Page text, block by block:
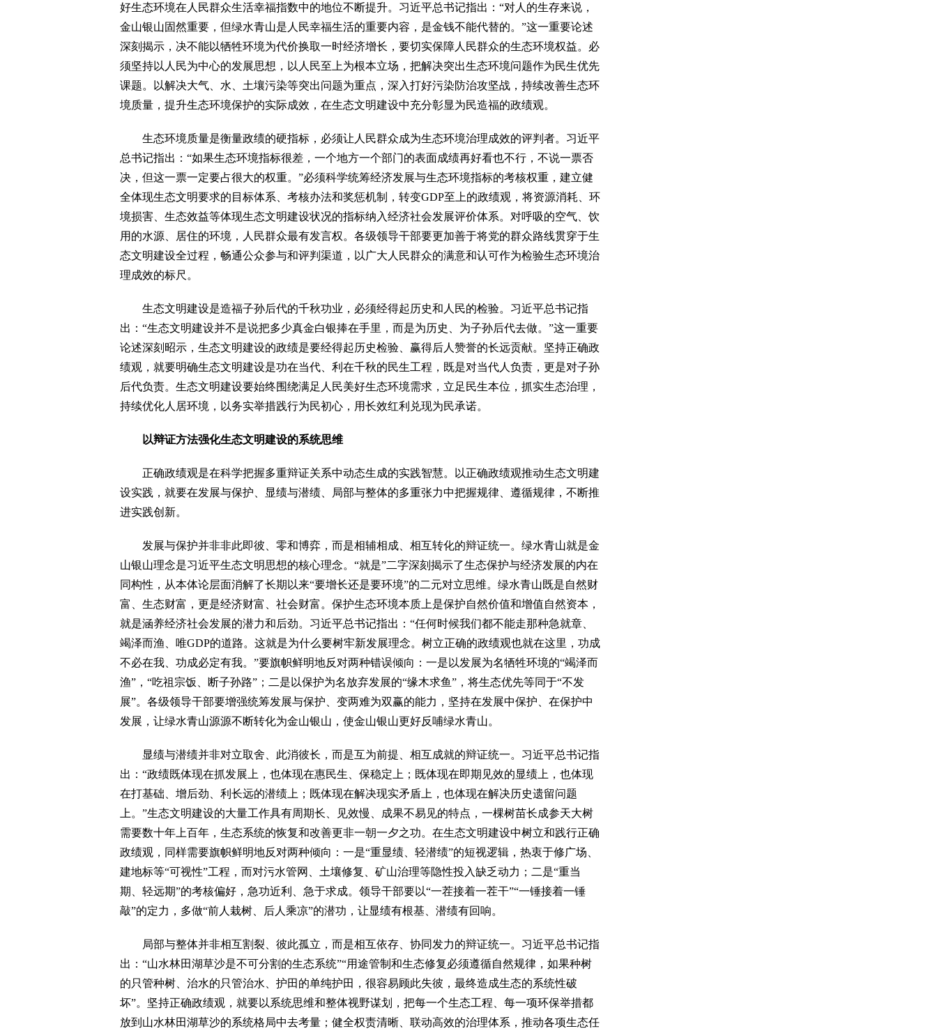
好生态环境在人民群众生活幸福指数中的地位不断提升。习近平总书记指出：“对人的生存来说，
金山银山固然重要，但绿水青山是人民幸福生活的重要内容，是金钱不能代替的。”这一重要论述
深刻揭示，决不能以牺牲环境为代价换取一时经济增长，要切实保障人民群众的生态环境权益。必
须坚持以人民为中心的发展思想，以人民至上为根本立场，把解决突出生态环境问题作为民生优先
课题。以解决大气、水、土壤污染等突出问题为重点，深入打好污染防治攻坚战，持续改善生态环
境质量，提升生态环境保护的实际成效，在生态文明建设中充分彰显为民造福的政绩观。
生态环境质量是衡量政绩的硬指标，必须让人民群众成为生态环境治理成效的评判者。习近平
总书记指出：“如果生态环境指标很差，一个地方一个部门的表面成绩再好看也不行，不说一票否
决，但这一票一定要占很大的权重。”必须科学统筹经济发展与生态环境指标的考核权重，建立健
全体现生态文明要求的目标体系、考核办法和奖惩机制，转变GDP至上的政绩观，将资源消耗、环
境损害、生态效益等体现生态文明建设状况的指标纳入经济社会发展评价体系。对呼吸的空气、饮
用的水源、居住的环境，人民群众最有发言权。各级领导干部要更加善于将党的群众路线贯穿于生
态文明建设全过程，畅通公众参与和评判渠道，以广大人民群众的满意和认可作为检验生态环境治
理成效的标尺。
生态文明建设是造福子孙后代的千秋功业，必须经得起历史和人民的检验。习近平总书记指
出：“生态文明建设并不是说把多少真金白银捧在手里，而是为历史、为子孙后代去做。”这一重要
论述深刻昭示，生态文明建设的政绩是要经得起历史检验、赢得后人赞誉的长远贡献。坚持正确政
绩观，就要明确生态文明建设是功在当代、利在千秋的民生工程，既是对当代人负责，更是对子孙
后代负责。生态文明建设要始终围绕满足人民美好生态环境需求，立足民生本位，抓实生态治理，
持续优化人居环境，以务实举措践行为民初心，用长效红利兑现为民承诺。
以辩证方法强化生态文明建设的系统思维
正确政绩观是在科学把握多重辩证关系中动态生成的实践智慧。以正确政绩观推动生态文明建
设实践，就要在发展与保护、显绩与潜绩、局部与整体的多重张力中把握规律、遵循规律，不断推
进实践创新。
发展与保护并非非此即彼、零和博弈，而是相辅相成、相互转化的辩证统一。绿水青山就是金
山银山理念是习近平生态文明思想的核心理念。“就是”二字深刻揭示了生态保护与经济发展的内在
同构性，从本体论层面消解了长期以来“要增长还是要环境”的二元对立思维。绿水青山既是自然财
富、生态财富，更是经济财富、社会财富。保护生态环境本质上是保护自然价值和增值自然资本，
就是涵养经济社会发展的潜力和后劲。习近平总书记指出：“任何时候我们都不能走那种急就章、
竭泽而渔、唯GDP的道路。这就是为什么要树牢新发展理念。树立正确的政绩观也就在这里，功成
不必在我、功成必定有我。”要旗帜鲜明地反对两种错误倾向：一是以发展为名牺牲环境的“竭泽而
渔”，“吃祖宗饭、断子孙路”；二是以保护为名放弃发展的“缘木求鱼”，将生态优先等同于“不发
展”。各级领导干部要增强统筹发展与保护、变两难为双赢的能力，坚持在发展中保护、在保护中
发展，让绿水青山源源不断转化为金山银山，使金山银山更好反哺绿水青山。
显绩与潜绩并非对立取舍、此消彼长，而是互为前提、相互成就的辩证统一。习近平总书记指
出：“政绩既体现在抓发展上，也体现在惠民生、保稳定上；既体现在即期见效的显绩上，也体现
在打基础、增后劲、利长远的潜绩上；既体现在解决现实矛盾上，也体现在解决历史遗留问题
上。”生态文明建设的大量工作具有周期长、见效慢、成果不易见的特点，一棵树苗长成参天大树
需要数十年上百年，生态系统的恢复和改善更非一朝一夕之功。在生态文明建设中树立和践行正确
政绩观，同样需要旗帜鲜明地反对两种倾向：一是“重显绩、轻潜绩”的短视逻辑，热衷于修广场、
建地标等“可视性”工程，而对污水管网、土壤修复、矿山治理等隐性投入缺乏动力；二是“重当
期、轻远期”的考核偏好，急功近利、急于求成。领导干部要以“一茬接着一茬干”“一锤接着一锤
敲”的定力，多做“前人栽树、后人乘凉”的潜功，让显绩有根基、潜绩有回响。
局部与整体并非相互割裂、彼此孤立，而是相互依存、协同发力的辩证统一。习近平总书记指
出：“山水林田湖草沙是不可分割的生态系统”“用途管制和生态修复必须遵循自然规律，如果种树
的只管种树、治水的只管治水、护田的单纯护田，很容易顾此失彼，最终造成生态的系统性破
坏”。坚持正确政绩观，就要以系统思维和整体视野谋划，把每一个生态工程、每一项环保举措都
放到山水林田湖草沙的系统格局中去考量；健全权责清晰、联动高效的治理体系，推动各项生态任